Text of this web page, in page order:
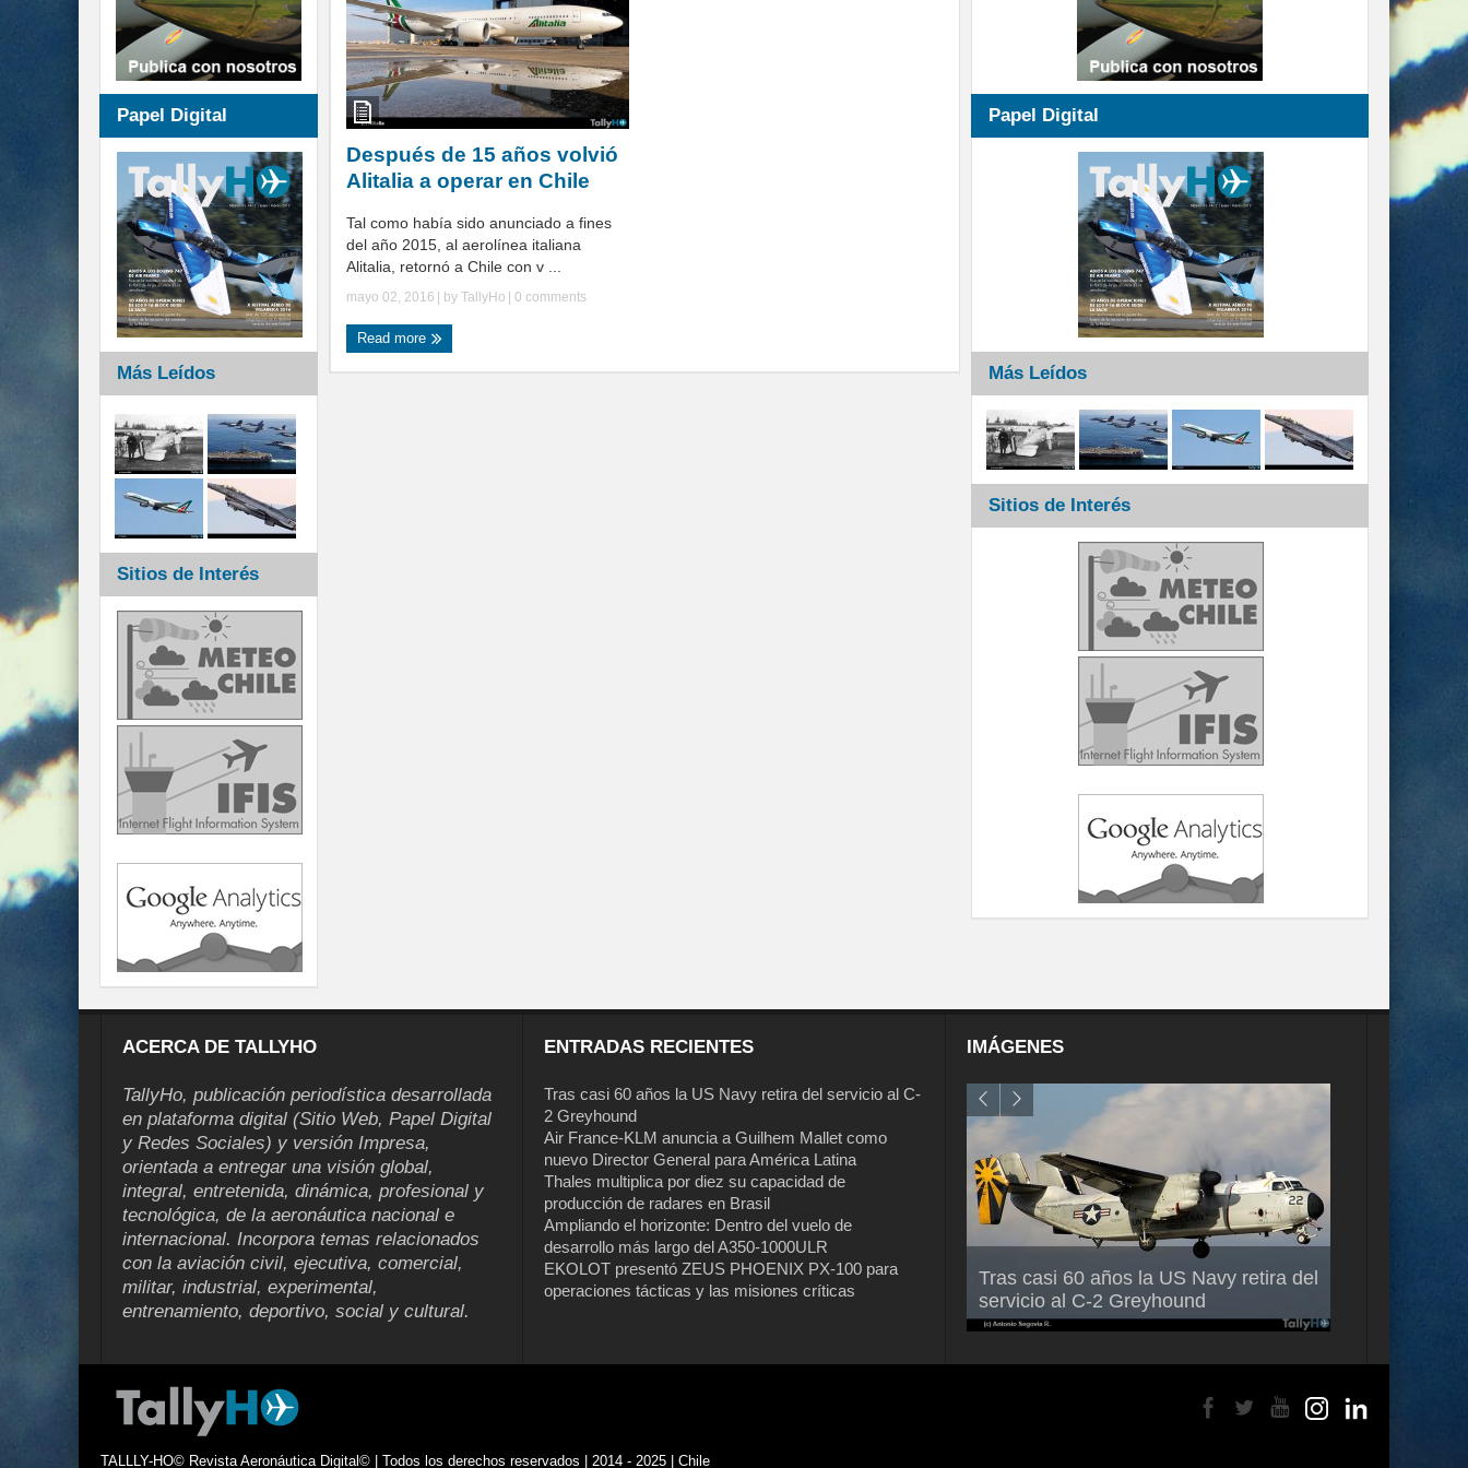
Después de 15 años volvió
Alitalia a operar en Chile
Tal como había sido anunciado a fines
del año 2015, al aerolínea italiana
Alitalia, retornó a Chile con v ...
mayo 02, 2016 | by TallyHo 0 comments
Read more
Papel Digital
Más Leídos
Sitios de Interés
Papel Digital
Más Leídos
Sitios de Interés
ACERCA DE TALLYHO
TallyHo, publicación periodística desarrollada
en plataforma digital (Sitio Web, Papel Digital
y Redes Sociales) y versión Impresa,
orientada a entregar una visión global,
integral, entretenida, dinámica, profesional y
tecnológica, de la aeronáutica nacional e
internacional. Incorpora temas relacionados
con la aviación civil, ejecutiva, comercial,
militar, industrial, experimental,
entrenamiento, deportivo, social y cultural.
ENTRADAS RECIENTES
Tras casi 60 años la US Navy retira del servicio al C-
2 Greyhound
Air France-KLM anuncia a Guilhem Mallet como
nuevo Director General para América Latina
Thales multiplica por diez su capacidad de
producción de radares en Brasil
Ampliando el horizonte: Dentro del vuelo de
desarrollo más largo del A350-1000ULR
EKOLOT presentó ZEUS PHOENIX PX-100 para
operaciones tácticas y las misiones críticas
IMÁGENES
Tras casi 60 años la US Navy retira del
servicio al C-2 Greyhound
Air France-KLM anuncia a Guilhem
Mallet como nuevo Director General
para América Latina
TALLLY-HO© Revista Aeronáutica Digital© | Todos los derechos reservados | 2014 - 2025 | Chile